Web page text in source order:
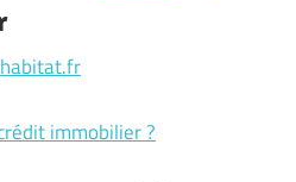
immobilier ?